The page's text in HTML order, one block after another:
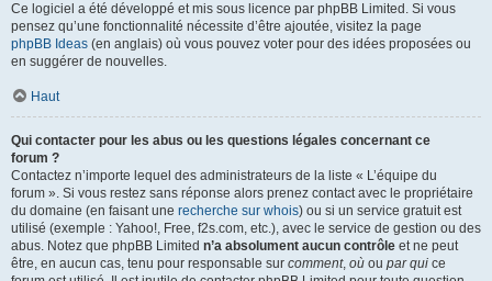
Ce logiciel a été développé et mis sous licence par phpBB Limited. Si vous
pensez qu’une fonctionnalité nécessite d’être ajoutée, visitez la page
phpBB Ideas (en anglais) où vous pouvez voter pour des idées proposées ou
en suggérer de nouvelles.
Haut
Qui contacter pour les abus ou les questions légales concernant ce
forum ?
Contactez n’importe lequel des administrateurs de la liste « L’équipe du
forum ». Si vous restez sans réponse alors prenez contact avec le propriétaire
du domaine (en faisant une recherche sur whois) ou si un service gratuit est
utilisé (exemple : Yahoo!, Free, f2s.com, etc.), avec le service de gestion ou des
abus. Notez que phpBB Limited n’a absolument aucun contrôle et ne peut
être, en aucun cas, tenu pour responsable sur comment, où ou par qui ce